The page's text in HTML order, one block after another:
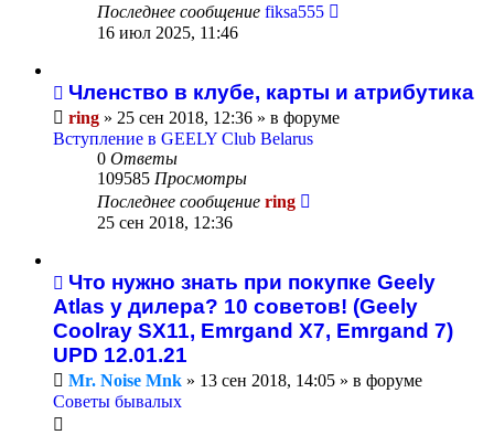
Последнее сообщение fiksa555
16 июл 2025, 11:46
Членство в клубе, карты и атрибутика
ring » 25 сен 2018, 12:36 » в форуме
Вступление в GEELY Club Belarus
0 Ответы
109585 Просмотры
Последнее сообщение ring
25 сен 2018, 12:36
Что нужно знать при покупке Geely
Atlas у дилера? 10 советов! (Geely
Coolray SX11, Emrgand X7, Emrgand 7)
UPD 12.01.21
Mr. Noise Mnk » 13 сен 2018, 14:05 » в форуме
Советы бывалых